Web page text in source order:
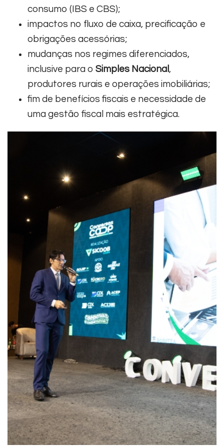
consumo (IBS e CBS);
impactos no fluxo de caixa, precificação e
obrigações acessórias;
mudanças nos regimes diferenciados,
inclusive para o Simples Nacional ,
produtores rurais e operações imobiliárias;
fim de benefícios fiscais e necessidade de
uma gestão fiscal mais estratégica.